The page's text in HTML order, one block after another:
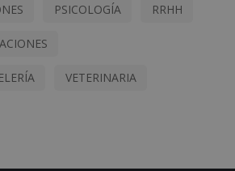
PSICOLOGÍA RRHH
VETERINARIA